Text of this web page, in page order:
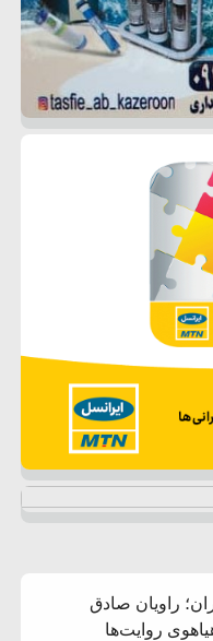
راویان صادق
روایت‌ها